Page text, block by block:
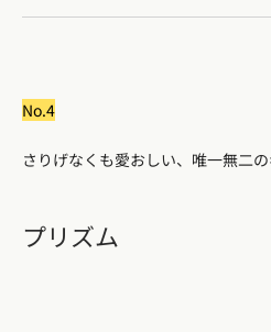
No.4
さりげなくも愛おしい、唯一無二
プリズム